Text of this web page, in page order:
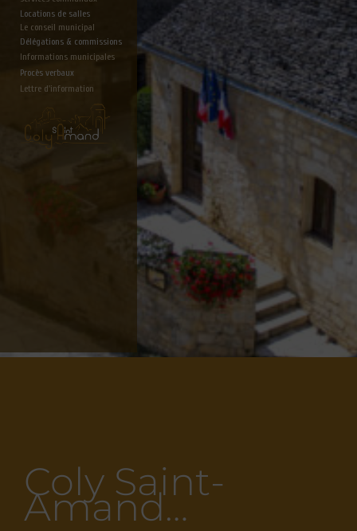
Locations de salles
Le conseil municipal
Délégations & commissions
Informations municipales
Lettre d'information
Procès verbaux
Coly Saint-
Amand…